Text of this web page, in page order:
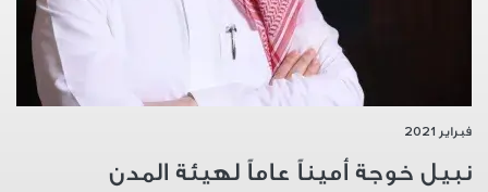
فبراير 2021
نبيل خوجة أميناً عاماً لهيئة المدن